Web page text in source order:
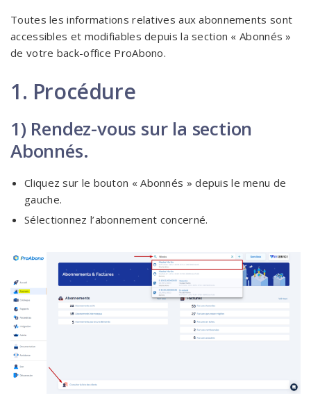
Toutes les informations relatives aux abonnements sont
accessibles et modifiables depuis la section « Abonnés »
de votre back-office ProAbono.
1. Procédure
1) Rendez-vous sur la section
Abonnés.
Cliquez sur le bouton « Abonnés » depuis le menu de
gauche.
Sélectionnez l’abonnement concerné.